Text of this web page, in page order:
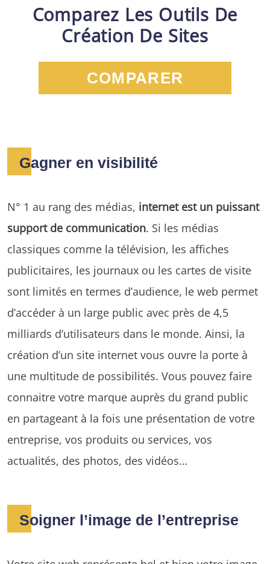
Comparez Les Outils De
Création De Sites
COMPARER
Gagner en visibilité
N° 1 au rang des médias, internet est un puissant
support de communication. Si les médias
classiques comme la télévision, les affiches
publicitaires, les journaux ou les cartes de visite
sont limités en termes d’audience, le web permet
d’accéder à un large public avec près de 4,5
milliards d’utilisateurs dans le monde. Ainsi, la
création d’un site internet vous ouvre la porte à
une multitude de possibilités. Vous pouvez faire
connaitre votre marque auprès du grand public
en partageant à la fois une présentation de votre
entreprise, vos produits ou services, vos
actualités, des photos, des vidéos…
Soigner l’image de l’entreprise